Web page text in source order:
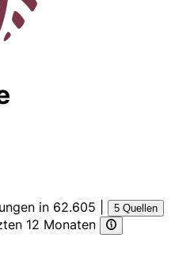
in 62.605 5 Quellen
12 Monaten